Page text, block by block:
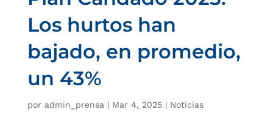
Los hurtos han
bajado, en promedio,
un 43%
por admin_prensa | Mar 4, 2025| Noticias